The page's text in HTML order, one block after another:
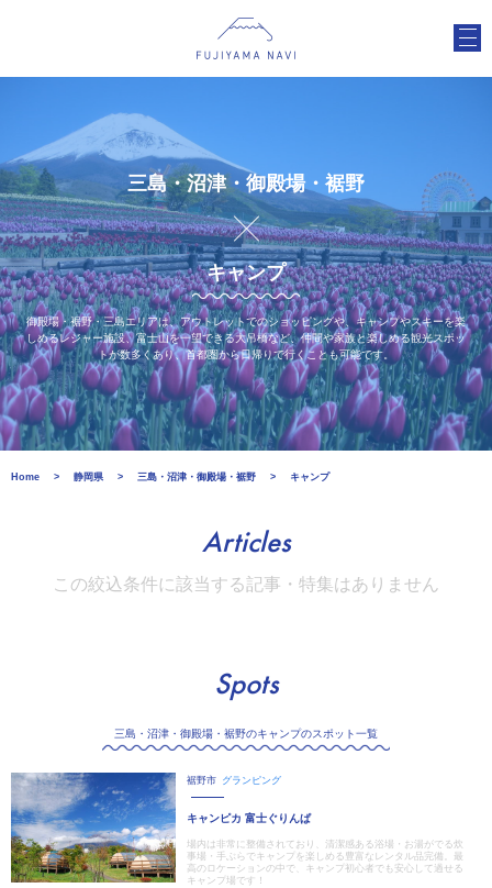
三島・沼津・御殿場・裾野
キャンプ
御殿場・裾野・三島エリアは、アウトレットでのショッピングや、キャンプやスキーを楽
しめるレジャー施設、富士山を一望できる大吊橋など、仲間や家族と楽しめる観光スポッ
トが数多くあり、首都圏から日帰りで行くことも可能です。
Home 静岡県 三島・沼津・御殿場・裾野 キャンプ
Articles
この絞込条件に該当する記事・特集はありません
Spots
三島・沼津・御殿場・裾野のキャンプのスポット一覧
裾野市 グランピング
キャンピカ 富士ぐりんぱ
場内は非常に整備されており、清潔感ある浴場・お湯がでる炊
事場・手ぶらでキャンプを楽しめる豊富なレンタル品完備。最
高のロケーションの中で、キャンプ初心者でも安心して過せる
キャンプ場です！